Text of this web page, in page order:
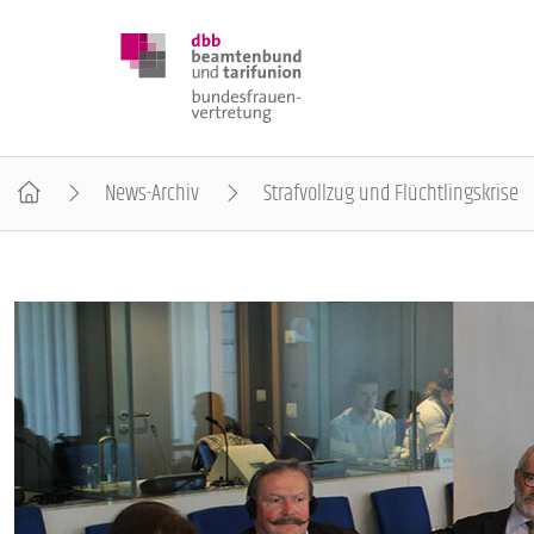
BUNDESTAGSWAHL 2025
POSITIONEN
SCHWERPUNKTTHEMEN
News-Archiv Strafvollzug und Flüchtlingskrise